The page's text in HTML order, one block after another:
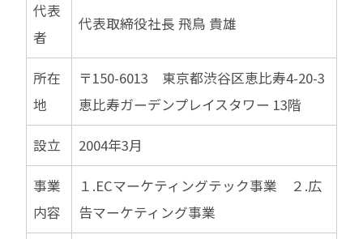
代表
者
代表取締役社長 飛鳥 貴雄
所在
地
〒150-6013 東京都渋谷区恵比寿4-20-3
恵比寿ガーデンプレイスタワー 13階
設立 2004年3月
事業
内容
１.ECマーケティングテック事業 ２.広
告マーケティング事業